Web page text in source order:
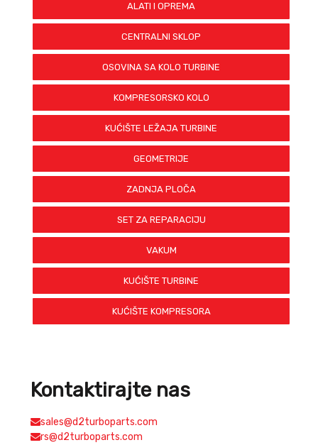
ALATI I OPREMA
CENTRALNI SKLOP
OSOVINA SA KOLO TURBINE
KOMPRESORSKO KOLO
KUĆIŠTE LEŽAJA TURBINE
GEOMETRIJE
ZADNJA PLOČA
SET ZA REPARACIJU
VAKUM
KUĆIŠTE TURBINE
KUĆIŠTE KOMPRESORA
Kontaktirajte nas
sales@d2turboparts.com
rs@d2turboparts.com